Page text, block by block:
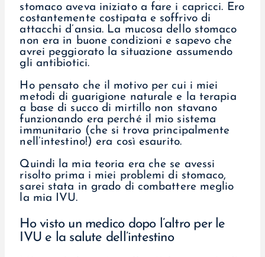
stomaco aveva iniziato a fare i capricci. Ero
costantemente costipata e soffrivo di
attacchi d’ansia. La mucosa dello stomaco
non era in buone condizioni e sapevo che
avrei peggiorato la situazione assumendo
gli antibiotici.
Ho pensato che il motivo per cui i miei
metodi di guarigione naturale e la terapia
a base di succo di mirtillo non stavano
funzionando era perché il mio sistema
immunitario (che si trova principalmente
nell’intestino!) era così esaurito.
Quindi la mia teoria era che se avessi
risolto prima i miei problemi di stomaco,
sarei stata in grado di combattere meglio
la mia IVU.
Ho visto un medico dopo l’altro per le
IVU e la salute dell’intestino